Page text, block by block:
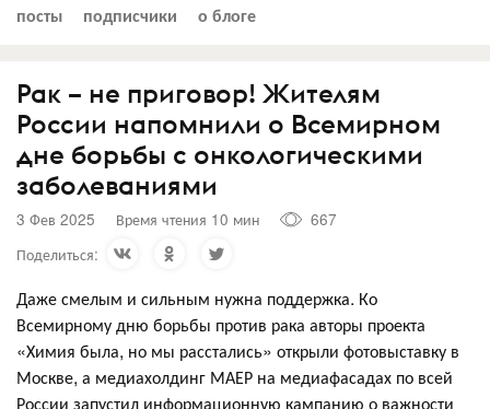
посты подписчики о блоге
Рак – не приговор! Жителям
России напомнили о Всемирном
дне борьбы с онкологическими
заболеваниями
3 Фев 2025 Время чтения 10 мин
667
Поделиться:
Даже смелым и сильным нужна поддержка. Ко
Всемирному дню борьбы против рака авторы проекта
«Химия была, но мы расстались» открыли фотовыставку в
Москве, а медиахолдинг МАЕР на медиафасадах по всей
России запустил информационную кампанию о важности